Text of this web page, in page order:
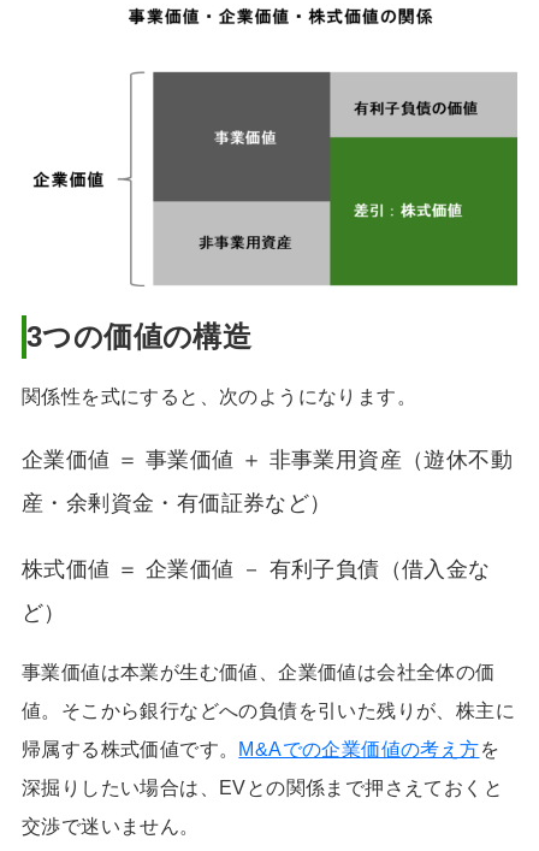
3つの価値の構造
関係性を式にすると、次のようになります。
企業価値 ＝ 事業価値 ＋ 非事業用資産（遊休不動
産・余剰資金・有価証券など）
株式価値 ＝ 企業価値 － 有利子負債（借入金な
ど）
事業価値は本業が生む価値、企業価値は会社全体の価
値。そこから銀行などへの負債を引いた残りが、株主に
帰属する株式価値です。 M&Aでの企業価値の考え方を
深掘りしたい場合は、EVとの関係まで押さえておくと
交渉で迷いません。